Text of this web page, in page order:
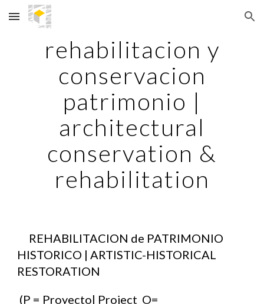
Skip to main content Skip to navigation
rehabilitacion y
conservacion
patrimonio |
architectural
conservation &
rehabilitation
REHABILITACION de PATRIMONIO
HISTORICO | ARTISTIC-HISTORICAL
RESTORATION
(P = Proyecto| Project O=